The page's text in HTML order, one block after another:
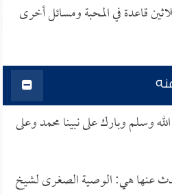
قاعدة في المحبة ومسائل أخرى
وسلم وبارك على نبينا محمد وعلى
عنها هي: الوصية الصغرى لشيخ